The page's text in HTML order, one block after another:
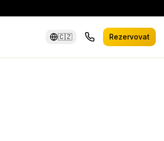
🇨🇿 Rezervovat